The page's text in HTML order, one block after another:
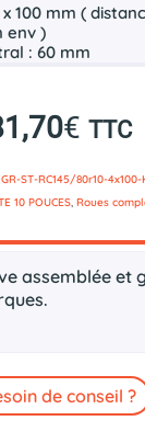
x 100 mm (
env )
: 60 mm
€ TTC
GR-ST-RC145/80r10-4x100-
10 POUCES, Roues
Description
assemblée et
de conseil ?